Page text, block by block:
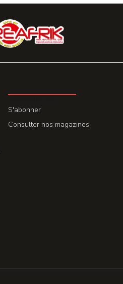
S'abonner
Consulter nos magazines